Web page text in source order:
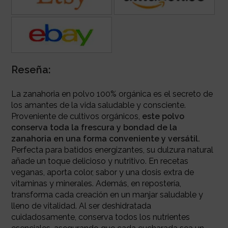
Reseña:
La zanahoria en polvo 100% orgánica es el secreto de
los amantes de la vida saludable y consciente.
Proveniente de cultivos orgánicos, este polvo
conserva toda la frescura y bondad de la
zanahoria en una forma conveniente y versátil.
Perfecta para batidos energizantes, su dulzura natural
añade un toque delicioso y nutritivo. En recetas
veganas, aporta color, sabor y una dosis extra de
vitaminas y minerales. Además, en repostería,
transforma cada creación en un manjar saludable y
lleno de vitalidad. Al ser deshidratada
cuidadosamente, conserva todos los nutrientes